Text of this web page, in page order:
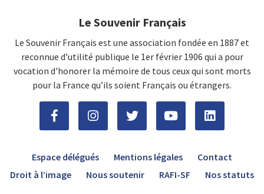
Le Souvenir Français
Le Souvenir Français est une association fondée en 1887 et
reconnue d’utilité publique le 1er février 1906 qui a pour
vocation d'honorer la mémoire de tous ceux qui sont morts
pour la France qu’ils soient Français ou étrangers.
Espace délégués Mentions légales
Contact
Droit à l’image
Nous soutenir RAFI-SF Nos statuts